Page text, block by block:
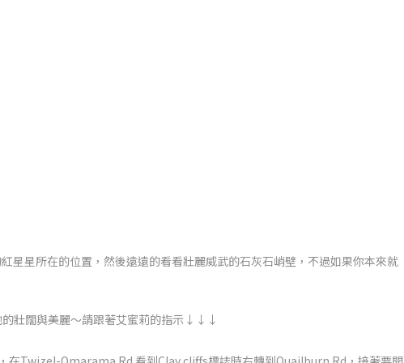
星星所在的位置，然後遠遠的看看壯麗威武的石灰石峭壁，不過如果你本來就
的壯闊與美麗～請跟著艾蜜莉的指示↓↓↓